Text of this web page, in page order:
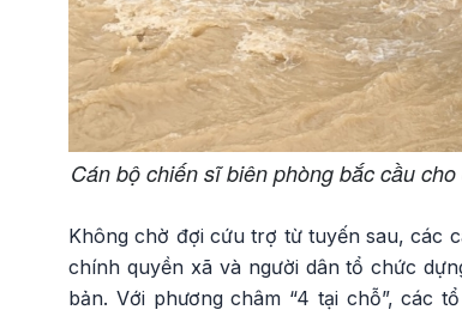
Cán bộ chiến sĩ biên phòng bắc cầu
Không chờ đợi cứu trợ từ tuyến sau, các
chính quyền xã và người dân tổ chức
bản. Với phương châm “4 tại chỗ”, các